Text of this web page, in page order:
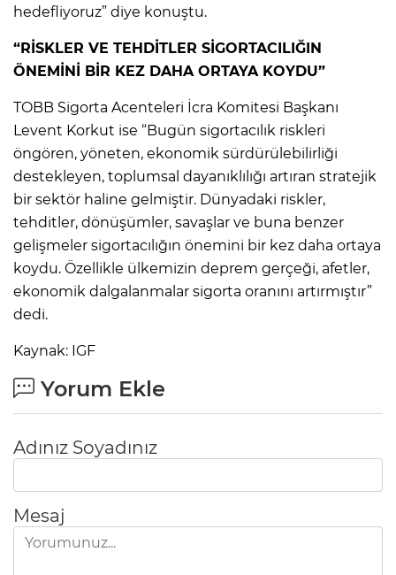
hedefliyoruz” diye konuştu.
“RİSKLER VE TEHDİTLER SİGORTACILIĞIN
ÖNEMİNİ BİR KEZ DAHA ORTAYA KOYDU”
TOBB Sigorta Acenteleri İcra Komitesi Başkanı
Levent Korkut ise “Bugün sigortacılık riskleri
öngören, yöneten, ekonomik sürdürülebilirliği
destekleyen, toplumsal dayanıklılığı artıran stratejik
bir sektör haline gelmiştir. Dünyadaki riskler,
tehditler, dönüşümler, savaşlar ve buna benzer
gelişmeler sigortacılığın önemini bir kez daha ortaya
koydu. Özellikle ülkemizin deprem gerçeği, afetler,
ekonomik dalgalanmalar sigorta oranını artırmıştır”
dedi.
Kaynak: IGF
Yorum Ekle
Adınız Soyadınız
Mesaj